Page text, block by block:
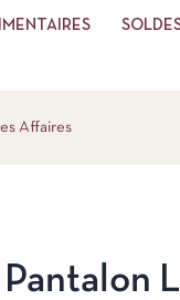
Affaires
Pantalon